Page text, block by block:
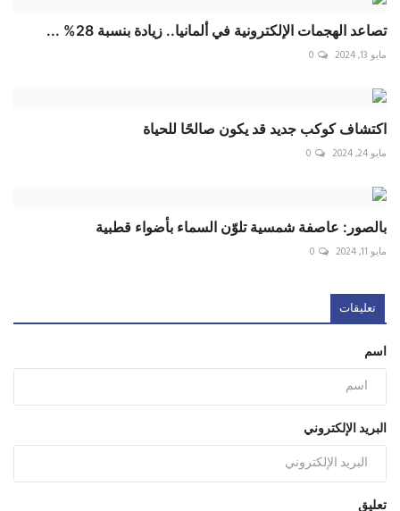
تصاعد الهجمات الإلكترونية في ألمانيا.. زيادة بنسبة 28% ...
مايو 13, 2024 0
اكتشاف كوكب جديد قد يكون صالحًا للحياة
مايو 24, 2024 0
بالصور: عاصفة شمسية تلوّن السماء بأضواء قطبية
مايو 11, 2024 0
تعليقات
اسم
البريد الإلكتروني
تعليق